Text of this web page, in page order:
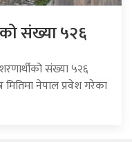
संख्या ५२६
संख्या ५२६
मितिमा नेपाल प्रवेश गरेका